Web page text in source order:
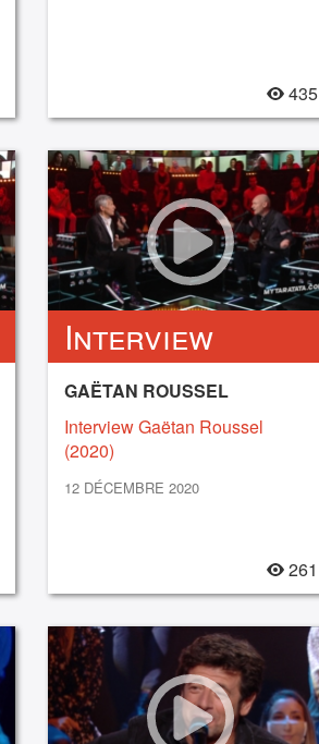
435
Interview
GAËTAN ROUSSEL
Interview Gaëtan Roussel
(2020)
12 DÉCEMBRE 2020
261